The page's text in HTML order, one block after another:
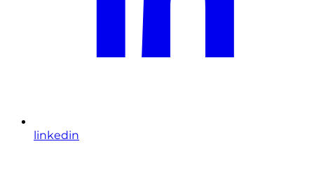
linkedin